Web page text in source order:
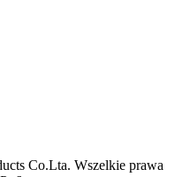
Co.Lta. Wszelkie prawa